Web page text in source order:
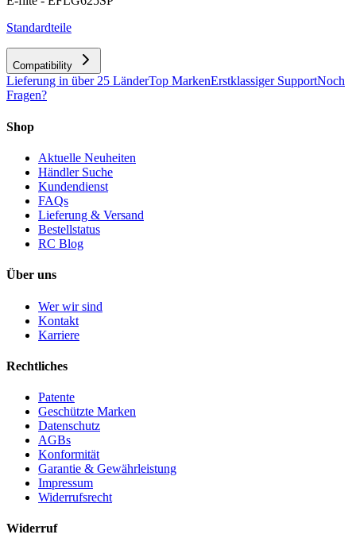
Standardteile
Compatibility
Lieferung in über 25 LänderTop MarkenErstklassiger SupportNoch
Fragen?
Shop
Aktuelle Neuheiten
Händler Suche
Kundendienst
FAQs
Lieferung & Versand
Bestellstatus
RC Blog
Über uns
Wer wir sind
Kontakt
Karriere
Rechtliches
Patente
Geschützte Marken
Datenschutz
AGBs
Konformität
Garantie & Gewährleistung
Impressum
Widerrufsrecht
Widerruf